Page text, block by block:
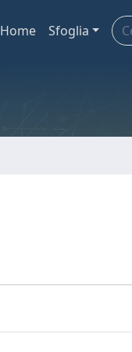
Home Sfoglia